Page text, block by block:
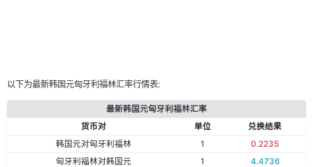
以下为最新韩国元匈牙利福林汇率行情表:
最新韩国元匈牙利福林汇率
货币对
单位
兑换结果
韩国元对匈牙利福林
1
0.2235
匈牙利福林对韩国元
1 4.4736